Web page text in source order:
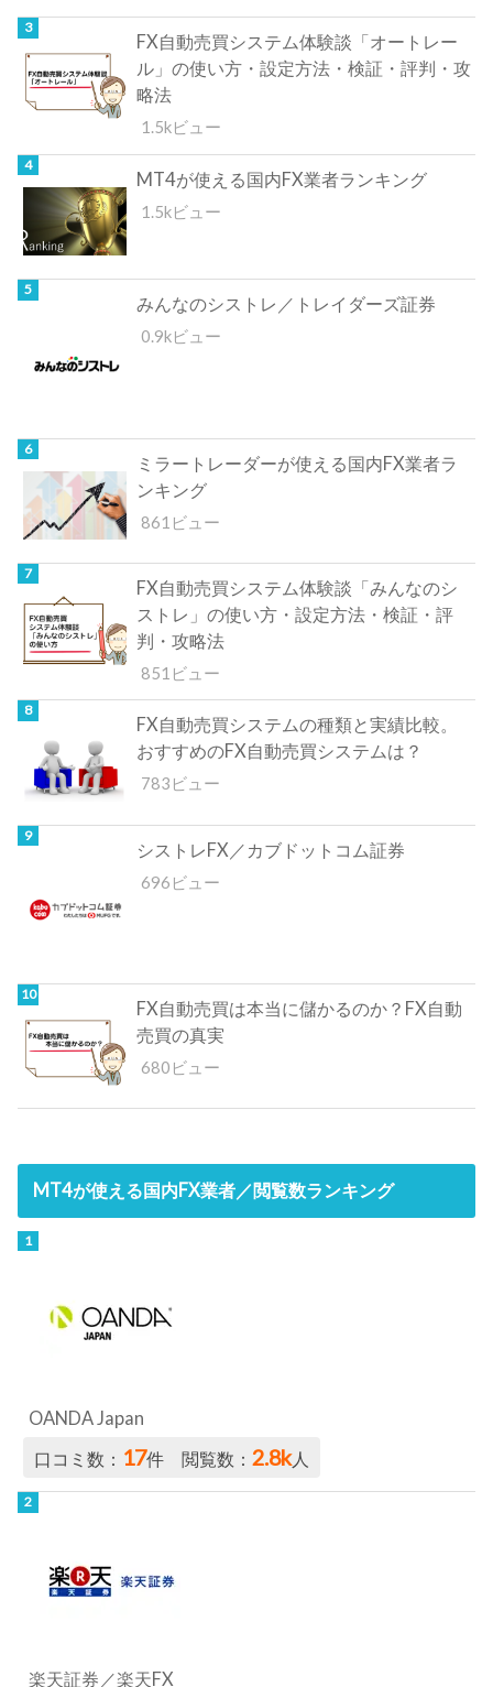
FX自動売買システム体験談「オートレー
ル」の使い方・設定方法・検証・評判・攻
略法
1.5kビュー
MT4が使える国内FX業者ランキング
1.5kビュー
みんなのシストレ／トレイダーズ証券
0.9kビュー
ミラートレーダーが使える国内FX業者ラ
ンキング
861ビュー
FX自動売買システム体験談「みんなのシ
ストレ」の使い方・設定方法・検証・評
判・攻略法
851ビュー
FX自動売買システムの種類と実績比較。
おすすめのFX自動売買システムは？
783ビュー
シストレFX／カブドットコム証券
696ビュー
FX自動売買は本当に儲かるのか？FX自動
売買の真実
680ビュー
MT4が使える国内FX業者／閲覧数ランキング
OANDA Japan
口コミ数： 17件 閲覧数：2.8k人
楽天証券／楽天FX